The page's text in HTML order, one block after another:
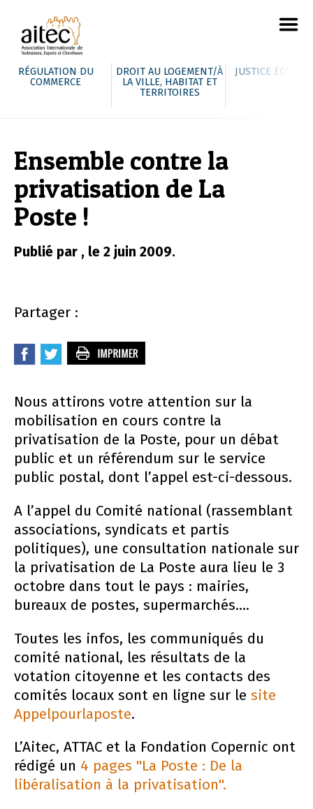
RÉGULATION DU
COMMERCE
DROIT AU LOGEMENT/À
LA VILLE, HABITAT ET
TERRITOIRES
JUSTICE
Ensemble contre la
privatisation de La
Poste !
Publié par , le 2 juin 2009.
Partager :
Nous attirons votre attention sur la
mobilisation en cours contre la
privatisation de la Poste, pour un débat
public et un référendum sur le service
public postal, dont l’appel est-ci-dessous.
A l’appel du Comité national (rassemblant
associations, syndicats et partis
politiques), une consultation nationale sur
la privatisation de La Poste aura lieu le 3
octobre dans tout le pays : mairies,
bureaux de postes, supermarchés....
Toutes les infos, les communiqués du
comité national, les résultats de la
votation citoyenne et les contacts des
comités locaux sont en ligne sur le site
Appelpourlaposte.
L’Aitec, ATTAC et la Fondation Copernic ont
rédigé un 4 pages "La Poste : De la
libéralisation à la privatisation".